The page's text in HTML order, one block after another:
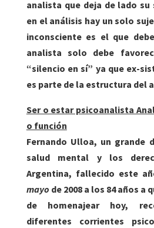
analista que deja de lado su
en el análisis hay un solo
inconsciente es el que
analista solo debe
“silencio en sí” ya que ex-
es parte de la estructura del
Ser o estar psicoanalista
o función
Fernando Ulloa, un grande
salud mental y los
Argentina, fallecido este
mayo de 2008 a los 84 años a
de homenajear hoy,
diferentes corrientes